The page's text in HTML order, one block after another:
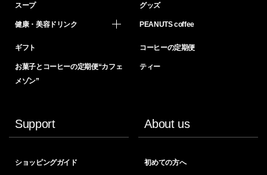
スープ グッズ
健康・美容ドリンク PEANUTS coffee
ギフト コーヒーの定期便
お菓子とコーヒーの定期便“カフェ
メゾン”
ティー
Support
ショッピングガイド
About us
初めての方へ